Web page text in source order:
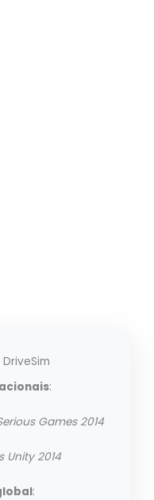
:
Games 2014
Unity 2014
: